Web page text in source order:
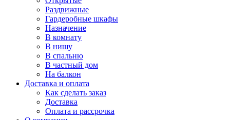
Раздвижные
Гардеробные шкафы
Назначение
В комнату
В нишу
В спальню
В частный дом
На балкон
Доставка и оплата
Как сделать заказ
Доставка
Оплата и рассрочка